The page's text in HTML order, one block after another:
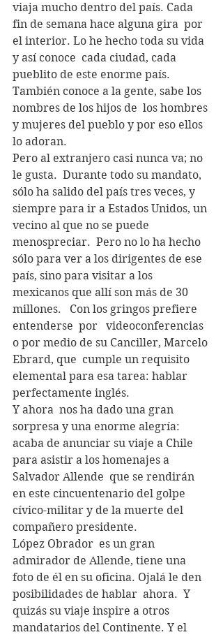
viaja mucho dentro del país. Cada
fin de semana hace alguna gira  por
el interior. Lo he hecho toda su vida
y así conoce  cada ciudad, cada
pueblito de este enorme país.
También conoce a la gente, sabe los
nombres de los hijos de  los hombres
y mujeres del pueblo y por eso ellos
lo adoran.
Pero al extranjero casi nunca va; no
le gusta.  Durante todo su mandato,
sólo ha salido del país tres veces, y
siempre para ir a Estados Unidos, un
vecino al que no se puede
menospreciar.  Pero no lo ha hecho
sólo para ver a los dirigentes de ese
país, sino para visitar a los
mexicanos que allí son más de 30
millones.   Con los gringos prefiere
entenderse  por   videoconferencias
o por medio de su Canciller, Marcelo
Ebrard, que  cumple un requisito
elemental para esa tarea: hablar
perfectamente inglés.
Y ahora  nos ha dado una gran
sorpresa y una enorme alegría:
acaba de anunciar su viaje a Chile
para asistir a los homenajes a
Salvador Allende  que se rendirán
en este cincuentenario del golpe
cívico-militar y de la muerte del
compañero presidente.
López Obrador  es un gran
admirador de Allende, tiene una
foto de él en su oficina. Ojalá le den
posibilidades de hablar  ahora.  Y
quizás su viaje inspire a otros
mandatarios del Continente. Y el